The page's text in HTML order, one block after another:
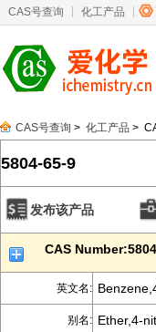
CAS号查询 化工产品
CAS号查询 > 化工产品 >
5804-65-9
发布该产品
CAS
英文名:
别名: Ether,4-